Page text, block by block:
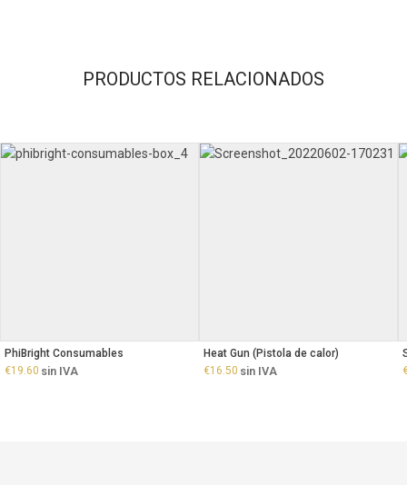
PRODUCTOS RELACIONADOS
PhiBright Consumables
€19.60 sin IVA
Heat Gun (Pistola de calor)
€16.50 sin IVA